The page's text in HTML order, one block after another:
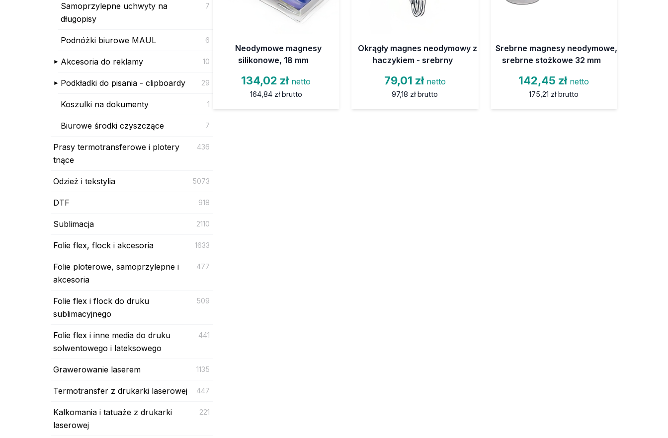
Samoprzylepne uchwyty na
długopisy
7
Podnóżki biurowe MAUL 6
Akcesoria do reklamy 10
Podkładki do pisania - clipboardy 29
Koszulki na dokumenty 1
Biurowe środki czyszczące 7
Prasy termotransferowe i plotery
tnące
436
Odzież i tekstylia 5073
DTF 918
Sublimacja 2110
Folie flex, flock i akcesoria 1633
Folie ploterowe, samoprzylepne i
akcesoria
477
Folie flex i flock do druku
sublimacyjnego
509
Folie flex i inne media do druku
solwentowego i lateksowego
441
Grawerowanie laserem 1135
Termotransfer z drukarki laserowej 447
Kalkomania i tatuaże z drukarki
laserowej
221
Neodymowe magnesy
silikonowe, 18 mm
134,02 zł netto
164,84 zł brutto
Okrągły magnes neodymowy z
haczykiem - srebrny
79,01 zł netto
97,18 zł brutto
Srebrne magnesy neodymowe,
srebrne stożkowe 32 mm
142,45 zł netto
175,21 zł brutto